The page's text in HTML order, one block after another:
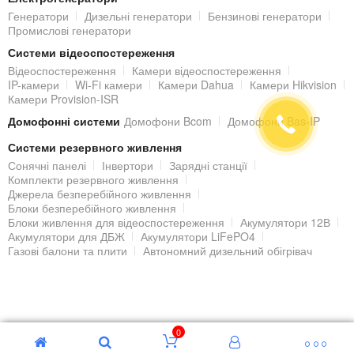
Віддалений доступ до IP-камери
Переглядати відеозображення з встановленої IP-камери можна
з локальної мережі, але також з будь-якої точки світу, де є
Інтернет. Завдяки вбудованому web-серверу, IP-камера отримує
унікальну IP адресу в мережі, через яку і відбувається
підключення і віддалений доступ до налаштувань і
відеозображення IP-камери, крім комп'ютера і ноутбука, за
допомогою планшета або смартфона під керуванням
Android.
Корпус
класифікації ступеня захисту оболонки електрообладнання), що
Генератори
Дизельні генератори
Бензинові генератори
Промислові генератори
Системи відеоспостереження
Відеоспостереження
Камери відеоспостереження
IP-камери
Wi-Fi камери Камери Dahua
Камери Hikvision
Камери Provision-ISR
Домофонні системи Домофони Bcom
Домофони Bas-IP
Системи резервного живлення
Сонячні панелі
Інвертори
Зарядні станції
Комплекти резервного живлення
Джерела безперебійного живлення
Блоки безперебійного живлення
Блоки живлення для відеоспостереження
Акумулятори 12В
Акумулятори для ДБЖ
Акумулятори LiFePO4
Газові балони та плити
Автономний дизельний обігрівач
0